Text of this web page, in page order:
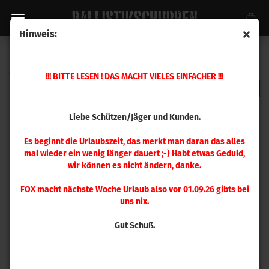
Hinweis:
!!! BITTE LESEN ! DAS MACHT VIELES EINFACHER !!!
Liebe Schützen/Jäger und Kunden.
Es beginnt die Urlaubszeit, das merkt man daran das alles
mal wieder ein wenig länger dauert ;-) Habt etwas Geduld,
wir können es nicht ändern, danke.
FOX macht nächste Woche Urlaub also vor 01.09.26 gibts bei
uns nix.
Gut Schuß.
9447)